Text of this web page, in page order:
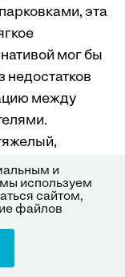
эта
мог бы
недостатков
между
что
побаивается
союзников.
обратной
и
используем
сайтом,
файлов